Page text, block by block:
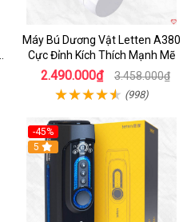
Máy Bú Dương Vật Letten A380
Cực Đỉnh Kích Thích Mạnh Mẽ
2.490.000₫ 3.458.000₫
(998)
-45%
Hot
5